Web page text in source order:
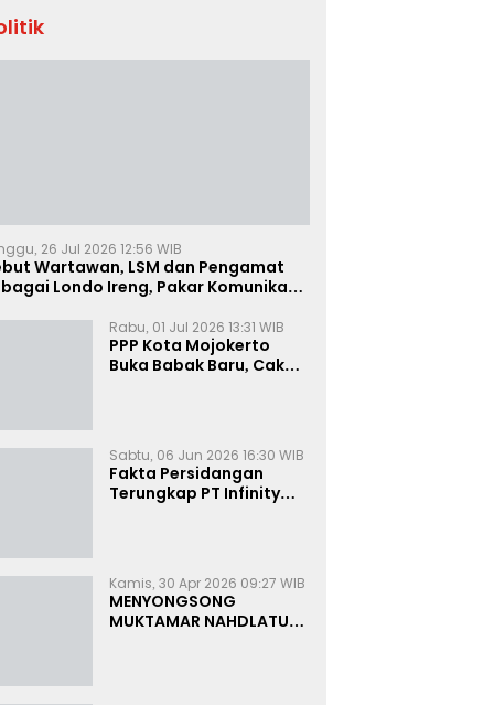
26 Jul 2026 12:56 WIB
Wartawan, LSM dan Pengamat
Londo Ireng, Pakar Komunikasi:
Rabu, 01 Jul 2026 13:31 WIB
PPP Kota Mojokerto
Buka Babak Baru, Cak
Sabtu, 06 Jun 2026 16:30 WIB
Fakta Persidangan
Terungkap PT Infinity
Kamis, 30 Apr 2026 09:27 WIB
MENYONGSONG
MUKTAMAR NAHDLATUL